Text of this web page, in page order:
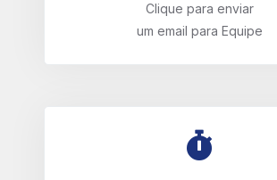
Clique para enviar
um email para Equipe